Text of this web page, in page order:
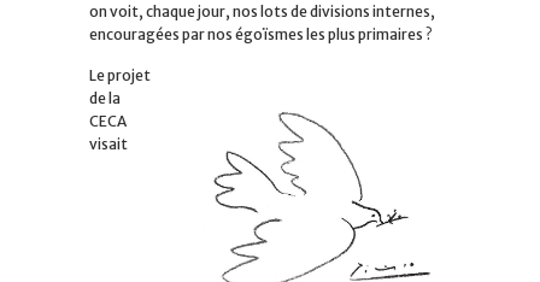
on voit, chaque jour, nos lots de divisions internes,
encouragées par nos égoïsmes les plus primaires ?
Le projet
de la
CECA
visait